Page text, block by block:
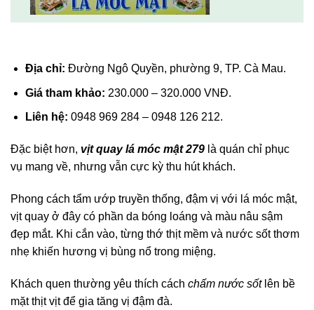
Địa chỉ: Đường Ngô Quyền, phường 9, TP. Cà Mau.
Giá tham khảo: 230.000 – 320.000 VNĐ.
Liên hệ: 0948 969 284 – 0948 126 212.
Đặc biệt hơn, vịt quay lá móc mật 279 là quán chỉ phục
vụ mang về, nhưng vẫn cực kỳ thu hút khách.
Phong cách tẩm ướp truyền thống, đậm vị với lá móc mật,
vịt quay ở đây có phần da bóng loáng và màu nâu sậm
đẹp mắt. Khi cắn vào, từng thớ thịt mềm và nước sốt thơm
nhẹ khiến hương vị bùng nổ trong miệng.
Khách quen thường yêu thích cách chấm nước sốtlên bề
mặt thịt vịt để gia tăng vị đậm đà.